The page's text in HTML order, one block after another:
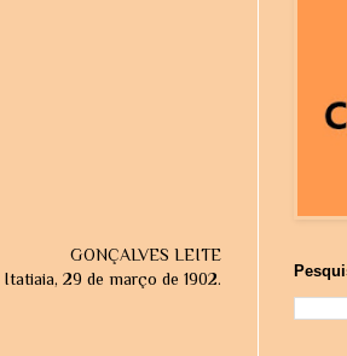
GONÇALVES LEITE
Itatiaia, 29 de março de 1902.